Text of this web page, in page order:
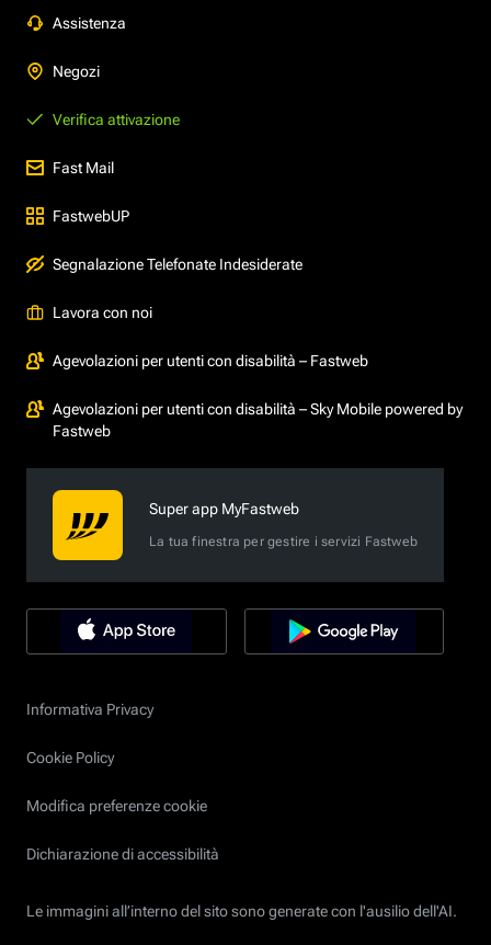
Assistenza
Negozi
Verifica attivazione
Fast Mail
FastwebUP
Segnalazione Telefonate Indesiderate
Lavora con noi
Agevolazioni per utenti con disabilità – Fastweb
Agevolazioni per utenti con disabilità – Sky Mobile powered by
Fastweb
Super app MyFastweb
La tua finestra per gestire i servizi Fastweb
Informativa Privacy
Cookie Policy
Modifica preferenze cookie
Dichiarazione di accessibilità
Le immagini all’interno del sito sono generate con l'ausilio dell'AI.